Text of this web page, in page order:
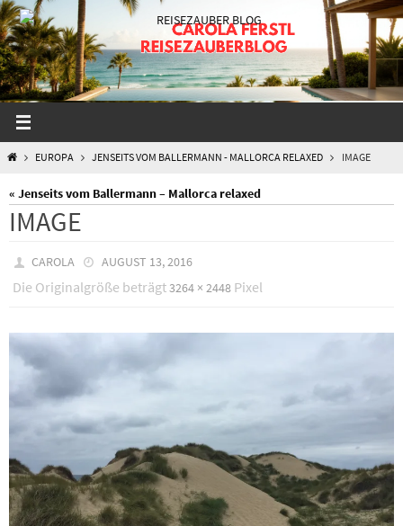
Zum
Inhalt
springen
STARTEUROPA JENSEITS VOM BALLERMANN - MALLORCA RELAXED IMAGE
« Jenseits vom Ballermann – Mallorca relaxed
IMAGE
CAROLA AUGUST 13, 2016
Die Originalgröße beträgt3264 × 2448 Pixel